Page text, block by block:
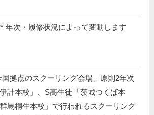
次・履修状況によって変動します
拠点のスクーリング会場、原則2年次
計本校」、S高生徒「茨城つくば本
馬桐生本校」で行われるスクーリング